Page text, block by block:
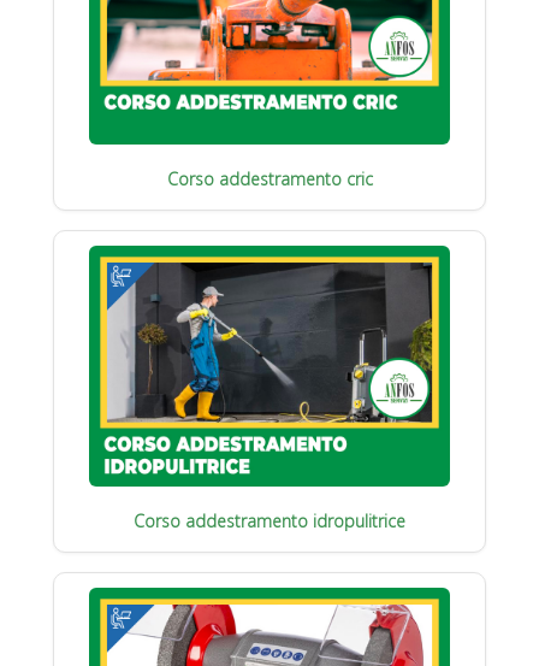
Corso addestramento cric
Corso addestramento idropulitrice